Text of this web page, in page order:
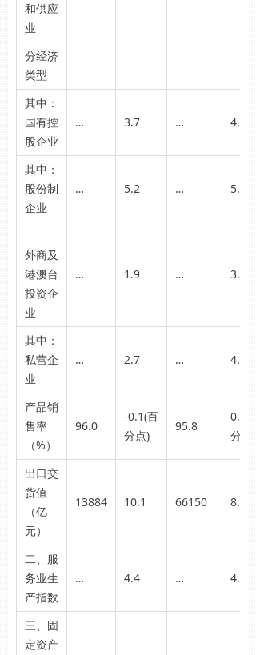
和供应
业
分经济
类型
其中：
国有控
股企业
… 3.7 … 4.3
其中：
股份制
企业
… 5.2 … 5.8
外商及
港澳台
投资企
业
… 1.9 … 3.5
其中：
私营企
业
… 2.7 … 4.7
产品销
售率
（%）
96.0
-0.1(百
分点)
95.8
0.1(百
分点)
出口交
货值
（亿
元）
13884 10.1 66150 8.3
二、服
务业生
产指数
… 4.4 … 4.8
三、固
定资产